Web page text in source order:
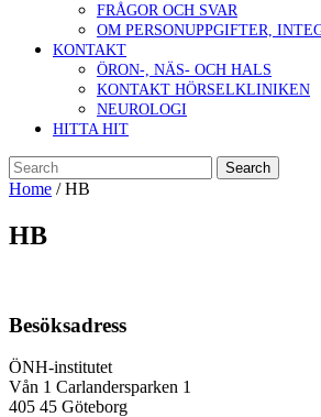
FRÅGOR OCH SVAR
OM PERSONUPPGIFTER,
KONTAKT
ÖRON-, NÄS- OCH HALS
KONTAKT HÖRSELKLINIKEN
NEUROLOGI
HITTA HIT
Search
Home /HB
HB
Besöksadress
ÖNH-institutet
Vån 1 Carlandersparken 1
405 45 Göteborg